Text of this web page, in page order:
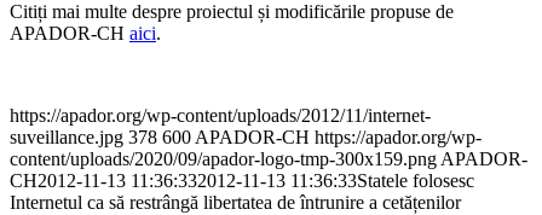
Citiți mai multe despre proiectul și modificările propuse de
APADOR-CH aici.
https://apador.org/wp-content/uploads/2012/11/internet-
suveillance.jpg 378 600 APADOR-CH https://apador.org/wp-
content/uploads/2020/09/apador-logo-tmp-300x159.png APADOR-
CH2012-11-13 11:36:332012-11-13 11:36:33Statele folosesc
Internetul ca să restrângă libertatea de întrunire a cetățenilor